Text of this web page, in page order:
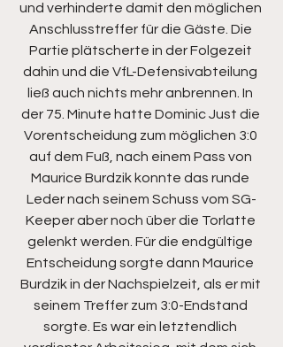
und verhinderte damit den möglichen
Anschlusstreffer für die Gäste. Die
Partie plätscherte in der Folgezeit
dahin und die VfL-Defensivabteilung
ließ auch nichts mehr anbrennen. In
der 75. Minute hatte Dominic Just die
Vorentscheidung zum möglichen 3:0
auf dem Fuß, nach einem Pass von
Maurice Burdzik konnte das runde
Leder nach seinem Schuss vom SG-
Keeper aber noch über die Torlatte
gelenkt werden. Für die endgültige
Entscheidung sorgte dann Maurice
Burdzik in der Nachspielzeit, als er mit
seinem Treffer zum 3:0-Endstand
sorgte. Es war ein letztendlich